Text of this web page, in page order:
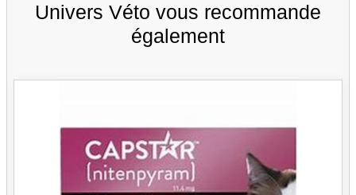
Univers Véto vous recommande
également